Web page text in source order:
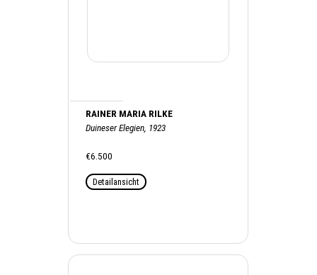
RAINER MARIA RILKE
Duineser Elegien, 1923
€6.500
Detailansicht